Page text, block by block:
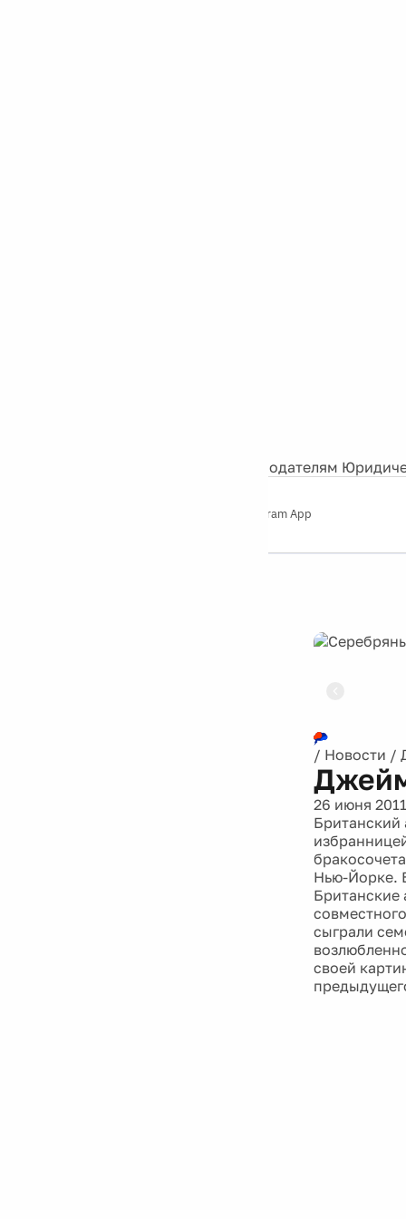
Рекламодателям
Telegram App
/ Новости /
26 июня 2011
Британский
Нью-Йорке.
Британские
сыграли
своей